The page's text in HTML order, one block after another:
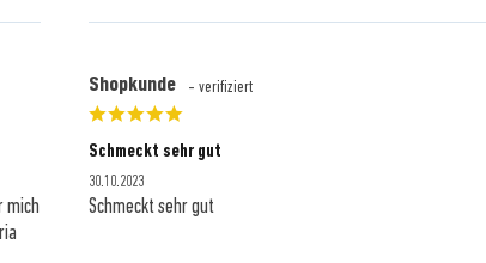
mich
Shopkunde - verifiziert
Schmeckt sehr gut
30.10.2023
Schmeckt sehr gut